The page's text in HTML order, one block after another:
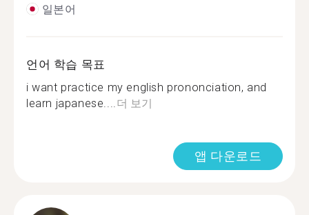
일본어
언어 학습 목표
i want practice my english prononciation, and
learn japanese.... 더 보기
앱 다운로드